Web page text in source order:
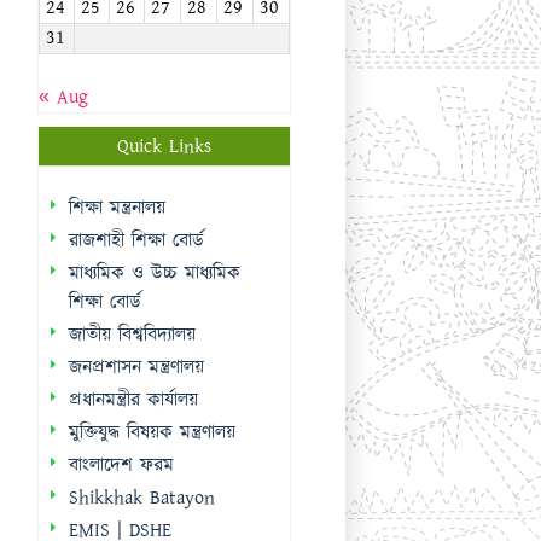
24 25 26 27 28 29
30
31
« Aug
Quick Links
শিক্ষা মন্ত্রনালয়
রাজশাহী শিক্ষা বোর্ড
মাধ্যমিক ও উচ্চ মাধ্যমিক
শিক্ষা বোর্ড
জাতীয় বিশ্ববিদ্যালয়
জনপ্রশাসন মন্ত্রণালয়
প্রধানমন্ত্রীর কার্যালয়
মুক্তিযুদ্ধ বিষয়ক মন্ত্রণালয়
বাংলাদেশ ফরম
Shikkhak Batayon
EMIS | DSHE